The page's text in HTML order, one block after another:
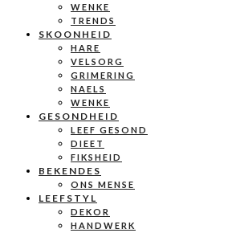
WENKE
TRENDS
SKOONHEID
HARE
VELSORG
GRIMERING
NAELS
WENKE
GESONDHEID
LEEF GESOND
DIEET
FIKSHEID
BEKENDES
ONS MENSE
LEEFSTYL
DEKOR
HANDWERK